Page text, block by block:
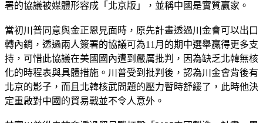
署的協議被媒體形容成「北京版」，並稱中國是實質贏家。
當初川普同意與金正恩見面時，原先計畫透過川金會可以出口
轉內銷，透過兩人簽署的協議可為11月的期中選舉贏得更多支
持，可惜此協議在美國國內遭到嚴厲批判，因為缺乏北韓無核
化的時程表與具體措施。川普受到批判後，認為川金會背後有
北京的影子，而且北韓核武問題的壓力暫時舒緩了，此時他決
定重啟對中國的貿易戰並不令人意外。